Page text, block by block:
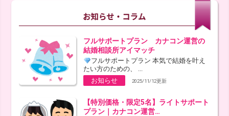
フルサポートプラン カナコン運営の
結婚相談所アイマッチ
フルサポートプラン 本気で結婚を叶え
たい方のための、 ...
お知らせ
2025/11/12更新
【特別価格・限定5名】ライトサポート
プラン｜カナコン運営…